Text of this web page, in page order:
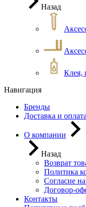
Назад
Клея,
Навигация
Бренды
Доставка и оплата
О компании
Назад
Возврат
Политика
Согласие
Договор-
Контакты